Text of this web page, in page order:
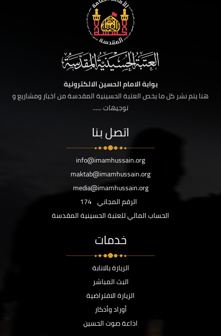
بوابة الامام الحسين الالكترونية
هنا يتم نشر كل ما يخص العتبة الحسينية المقدسة من اخبار ومشاريع و
توجيهات ......
اتصل بنا
info@imamhussain.org
maktab@imamhussain.org
media@imamhussain.org
الرقم المجاني 174
الحساب المالي للعتبة الحسينية المقدسة
خدمات
الزيارة بالانابة
البث المباشر
الزيارة الافتراضية
أوراد وأذكار
اذاعة صوت الحسين